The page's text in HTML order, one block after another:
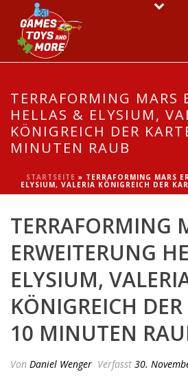
TERRAFORMING MARS
HELLAS & ELYSIUM,
KÖNIGREICH DER
MINUTEN RAUB
STARTSEITE » TERRAFORMING MARS
ELYSIUM, VALERIA KÖNIGREICH DER
TERRAFORMING
ERWEITERUNG
ELYSIUM,
KÖNIGREICH
10 MINUTEN
Von Daniel Wenger Verfasst 30.